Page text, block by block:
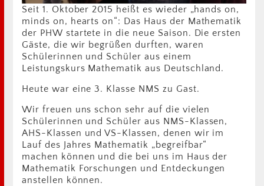
Seit 1. Oktober 2015 heißt es wieder „hands on,
minds on, hearts on“: Das Haus der Mathematik
der PHW startete in die neue Saison. Die ersten
Gäste, die wir begrüßen durften, waren
Schülerinnen und Schüler aus einem
Leistungskurs Mathematik aus Deutschland.
Heute war eine 3. Klasse NMS zu Gast.
Wir freuen uns schon sehr auf die vielen
Schülerinnen und Schüler aus NMS-Klassen,
AHS-Klassen und VS-Klassen, denen wir im
Lauf des Jahres Mathematik „begreifbar“
machen können und die bei uns im Haus der
Mathematik Forschungen und Entdeckungen
anstellen können.